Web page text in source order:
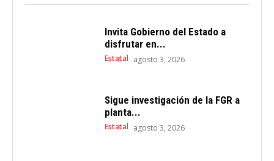
Invita Gobierno del Estado a
disfrutar en...
Estatal agosto 3, 2026
Sigue investigación de la FGR a
planta...
Estatal agosto 3, 2026